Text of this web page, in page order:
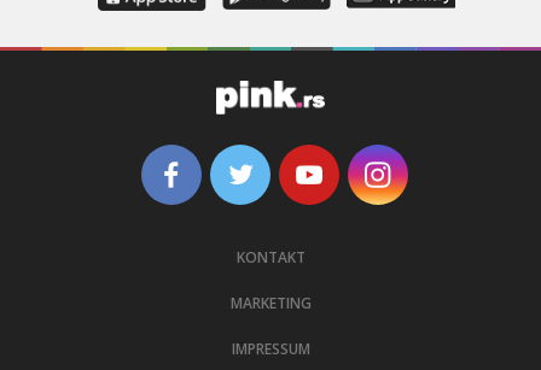
KONTAKT
MARKETING
IMPRESSUM